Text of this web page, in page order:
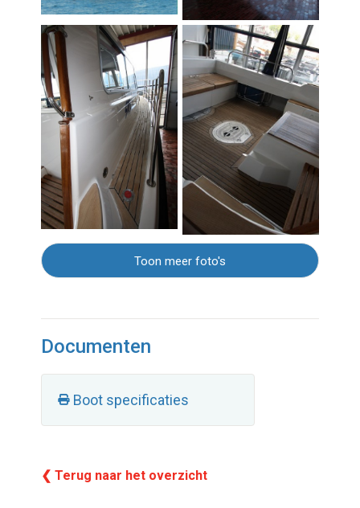
Toon meer foto's
Documenten
Boot specificaties
❮ Terug naar het overzicht